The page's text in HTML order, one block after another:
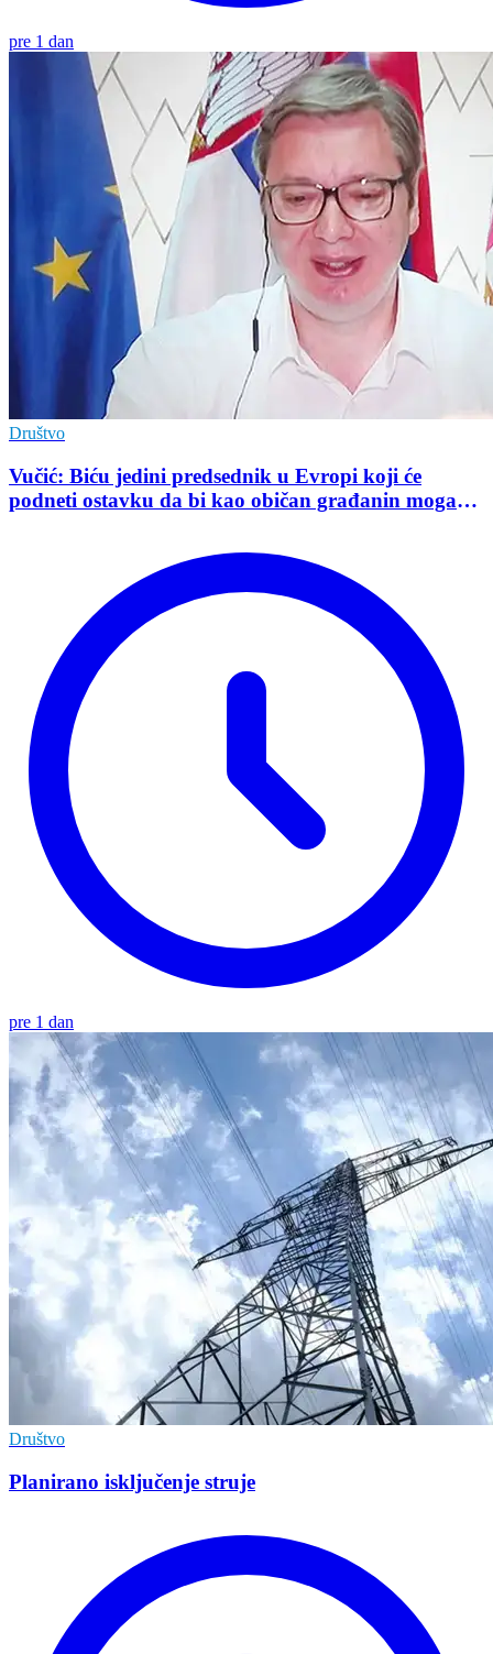
pre 1 dan
Društvo
Vučić: Biću jedini predsednik u Evropi koji će
podneti ostavku da bi kao običan građanin mogao
pre 1 dan
Društvo
Planirano isključenje struje